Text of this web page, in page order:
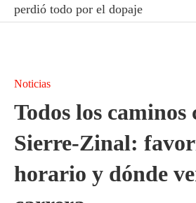
perdió todo por el dopaje